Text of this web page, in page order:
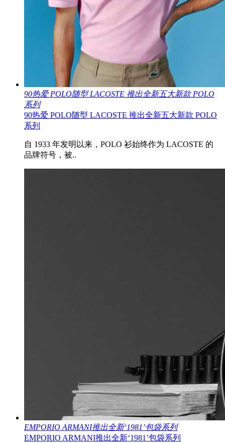
90热爱 POLO随型 LACOSTE 推出全新五大新款 POLO
系列
90热爱 POLO随型 LACOSTE 推出全新五大新款 POLO
系列
自 1933 年发明以来，POLO 衫始终作为 LACOSTE 的
品牌符号，被..
EMPORIO ARMANI推出全新‘1981’包袋系列
EMPORIO ARMANI推出全新‘1981’包袋系列